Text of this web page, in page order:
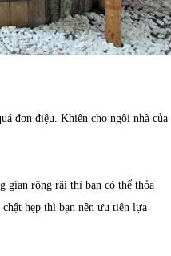
đơn điệu. Khiến cho ngôi nhà của
gian rộng rãi thì bạn có thể thỏa
hẹp thì bạn nên ưu tiên lựa